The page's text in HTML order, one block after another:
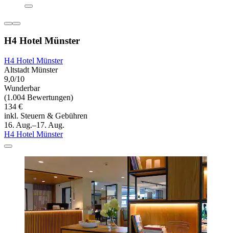
H4 Hotel Münster
H4 Hotel Münster
Altstadt Münster
9,0/10
Wunderbar
(1.004 Bewertungen)
134 €
inkl. Steuern & Gebühren
16. Aug.–17. Aug.
H4 Hotel Münster